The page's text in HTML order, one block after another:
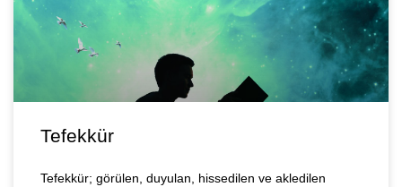
Tefekkür
Tefekkür; görülen, duyulan, hissedilen ve akledilen